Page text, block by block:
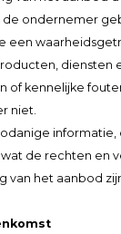
de ondernemer
een
diensten
of kennelijke
niet.
informatie,
de rechten en
van het aanbod